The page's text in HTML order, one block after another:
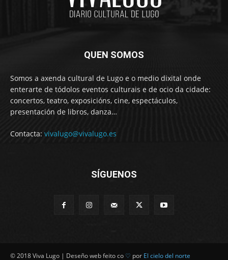
QUEN SOMOS
Somos a axenda cultural de Lugo e o medio dixital onde
enterarte de tódolos eventos culturais e de ocio da cidade:
concertos, teatro, exposicións, cine, espectáculos,
presentación de libros, danza…
Contacta: vivalugo@vivalugo.es
SÍGUENOS
© 2018 Viva Lugo | Deseño web feito co ♡ por El cielo del norte